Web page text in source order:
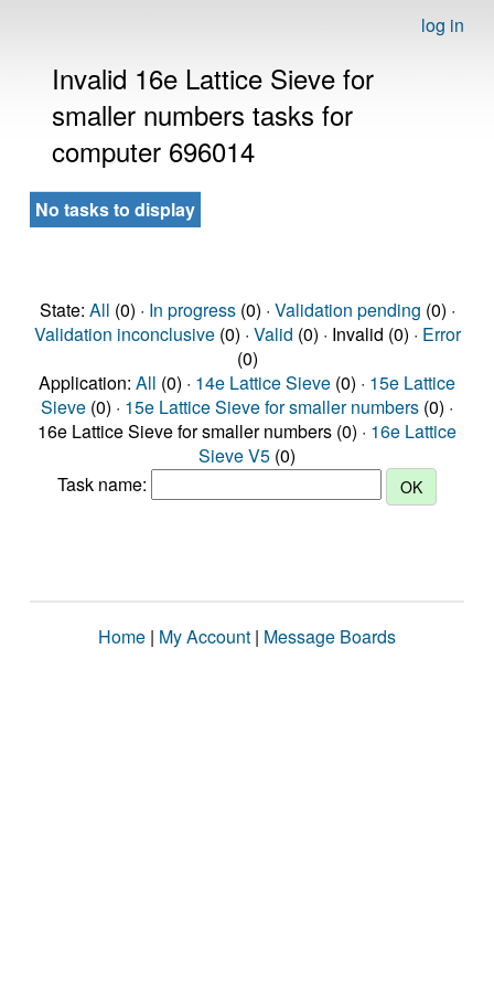
log in
Invalid 16e Lattice Sieve for
smaller numbers tasks for
computer 696014
No tasks to display
State: All (0) · In progress(0) · Validation pending (0) ·
Validation inconclusive(0) · Valid (0) · Invalid (0) · Error
(0)
Application: All (0) · 14e Lattice Sieve (0) · 15e Lattice
Sieve (0) · 15e Lattice Sieve for smaller numbers (0) ·
16e Lattice Sieve for smaller numbers (0) · 16e Lattice
Sieve V5 (0)
Task name:
Home | My Account | Message Boards